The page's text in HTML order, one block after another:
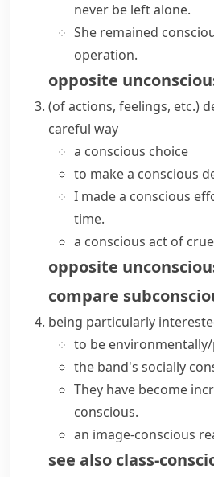
never be left alone.
She remained
operation.
opposite
(of actions, feelings, etc.)
careful way
a conscious choice
to make a conscious
I made a conscious
time.
a conscious act of
opposite
compare
being particularly
to be
the band's socially
They have become
conscious.
an image-conscious
see also class-